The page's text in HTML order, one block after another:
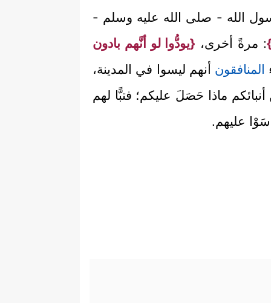
الله - صلى الله عليه وسلم -
ُ}: مرةً أخرى، {يودُّوا لو أنَّهم بادون
المنافقون أنهم ليسوا في المدينة،
ماذا حَصَلَ عليكم؛ فتبًّا لهم
عليهم.